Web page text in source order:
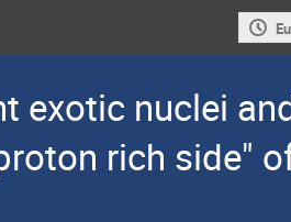
exotic nuclei
rich side"